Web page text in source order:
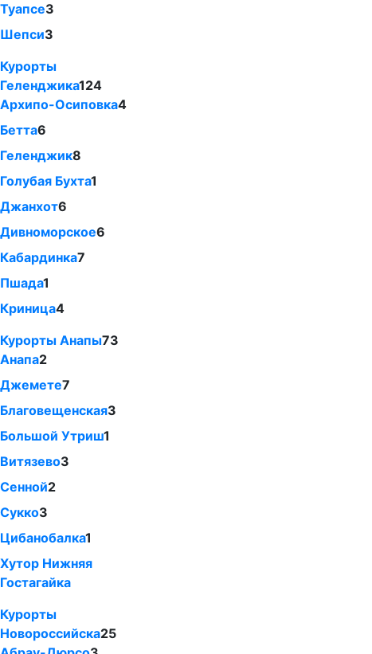
Туапсе3
Шепси3
Курорты
Геленджика124
Архипо-Осиповка4
Бетта6
Геленджик8
Голубая Бухта1
Джанхот6
Дивноморское6
Кабардинка7
Пшада1
Криница4
Курорты Анапы73
Анапа2
Джемете7
Благовещенская3
Большой Утриш1
Витязево3
Сенной2
Сукко3
Цибанобалка1
Хутор Нижняя
Гостагайка
Курорты
Новороссийска25